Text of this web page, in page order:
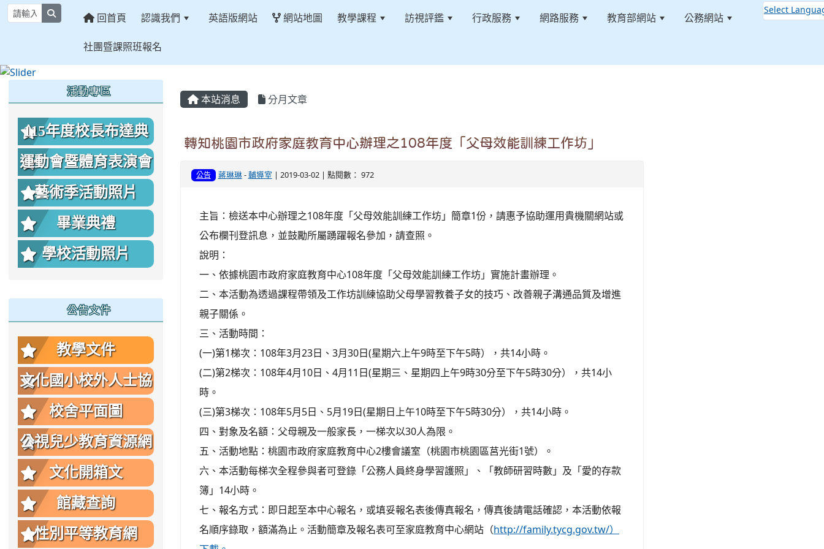
回首頁 認識我們 英語版網站 網站地圖 教學課程 訪視評鑑 行政服務 網路服務 教育部網站 公務網站
社團暨課照班報名
Select
本站消息 分月文章
轉知桃園市政府家庭教育中心辦理之108年度「父母效能訓練工作坊」
公告 蔣琳琳-輔導室 | 2019-03-02 | 點閱數： 972
主旨：檢送本中心辦理之108年度「父母效能訓練工作坊」簡章1份，請惠予協助運用貴機關網站或
公布欄刊登訊息，並鼓勵所屬踴躍報名參加，請查照。
說明：
一、依據桃園市政府家庭教育中心108年度「父母效能訓練工作坊」實施計畫辦理。
二、本活動為透過課程帶領及工作坊訓練協助父母學習教養子女的技巧、改善親子溝通品質及增進
親子關係。
三、活動時間：
(一)第1梯次：108年3月23日、3月30日(星期六上午9時至下午5時），共14小時。
(二)第2梯次：108年4月10日、4月11日(星期三、星期四上午9時30分至下午5時30分），共14小
時。
(三)第3梯次：108年5月5日、5月19日(星期日上午10時至下午5時30分），共14小時。
四、對象及名額：父母親及一般家長，一梯次以30人為限。
五、活動地點：桃園市政府家庭教育中心2樓會議室（桃園市桃園區莒光街1號）。
六、本活動每梯次全程參與者可登錄「公務人員終身學習護照」、「教師研習時數」及「愛的存款
簿」14小時。
七、報名方式：即日起至本中心報名，或填妥報名表後傳真報名，傳真後請電話確認，本活動依報
名順序錄取，額滿為止。活動簡章及報名表可至家庭教育中心網站（http://family.tycg.gov.tw/）
活動專區
115年度校長布達典
禮照片
運動會暨體育表演會
照片
藝術季活動照片
畢業典禮
學校活動照片
公告文件
教學文件
文化國小校外人士協
助教學或活動要點
校舍平面圖
公視兒少教育資源網
文化開箱文
館藏查詢
性別平等教育網